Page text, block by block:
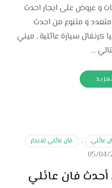
بخصومات و عروض على ايجار احدث
متعدد و متنوع من احدث
كرنفال سيارة عائلية , ميني
عائلي , فان عائلي للايجار
05/04/
أحدث فان عائلي